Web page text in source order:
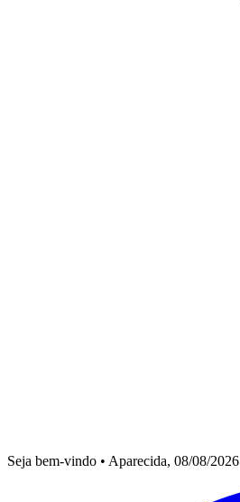
Seja bem-vindo • Aparecida, 08/08/2026